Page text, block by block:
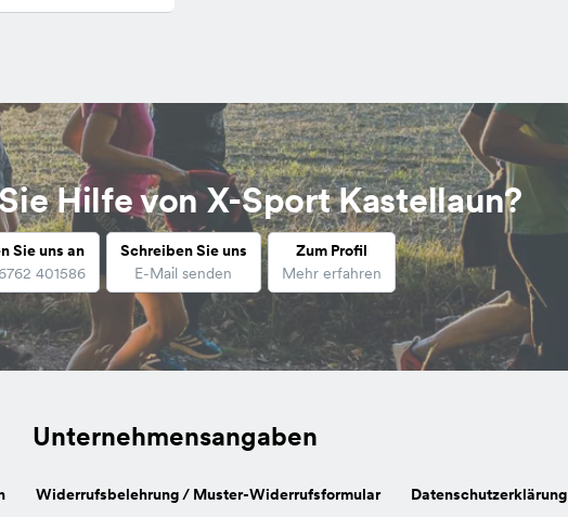
Hilfe von X-Sport Kastellaun?
Sie uns an
401586
Schreiben Sie uns
E-Mail senden
Zum Profil
Mehr erfahren
Unternehmensangaben
Widerrufsbelehrung / Muster-Widerrufsformular Datenschutzerklärung